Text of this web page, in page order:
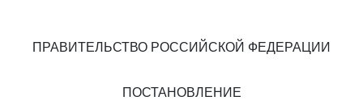
ПРАВИТЕЛЬСТВО РОССИЙСКОЙ ФЕДЕРАЦИИ
ПОСТАНОВЛЕНИЕ